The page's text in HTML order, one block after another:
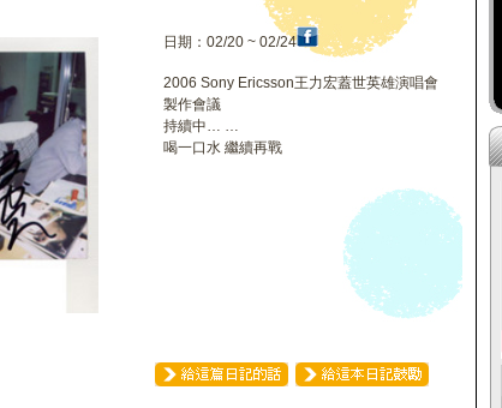
日期：02/20 ~ 02/24
2006 Sony Ericsson王力宏蓋世英雄演唱會
製作會議
持續中… …
喝一口水 繼續再戰